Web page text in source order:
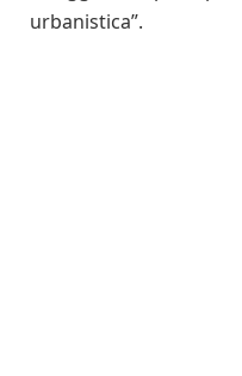
urbanistica”.